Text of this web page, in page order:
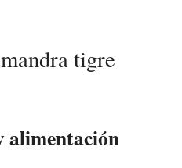
tigre
alimentación